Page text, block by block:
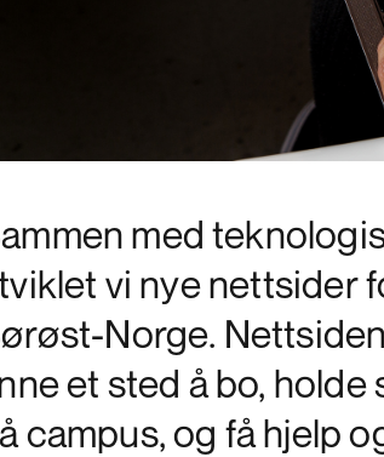
med
vi nye nettsider
Norge.
et sted å bo,
campus, og få hjelp